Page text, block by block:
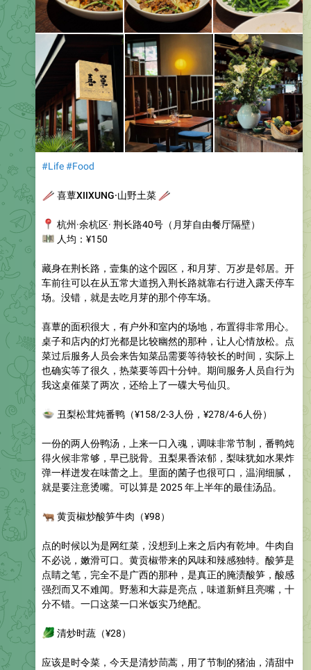
#Life#Food
喜蕈XIIXUNG·山野土菜
🥢
杭州·余杭区· 荆长路40号（月芽自由餐厅隔壁）
人均：¥150
藏身在荆长路，壹集的这个园区，和月芽、万岁是邻居。开
车前往可以在从五常大道拐入荆长路就靠右行进入露天停车
场。没错，就是去吃月芽的那个停车场。
喜蕈的面积很大，有户外和室内的场地，布置得非常用心。
桌子和店内的灯光都是比较幽然的那种，让人心情放松。点
菜过后服务人员会来告知菜品需要等待较长的时间，实际上
也确实等了很久，热菜要等四十分钟。期间服务人员自行为
我这桌催菜了两次，还给上了一碟大号仙贝。
丑梨松茸炖番鸭（¥158/2-3人份，¥278/4-6人份）
一份的两人份鸭汤，上来一口入魂，调味非常节制，番鸭炖
得火候非常够，早已脱骨。丑梨果香浓郁，梨味犹如水果炸
弹一样迸发在味蕾之上。里面的菌子也很可口，温润细腻，
就是要注意烫嘴。可以算是 2025 年上半年的最佳汤品。
黄贡椒炒酸笋牛肉 （¥98）
点的时候以为是网红菜，没想到上来之后内有乾坤。牛肉自
不必说，嫩滑可口。黄贡椒带来的风味和辣感独特。酸笋是
点睛之笔，完全不是广西的那种，是真正的腌渍酸笋，酸感
强烈而又不难闻。野葱和大蒜是亮点，味道新鲜且亮嘴，十
分不错。一口这菜一口米饭实乃绝配。
清炒时蔬（¥28）
应该是时令菜，今天是清炒茼蒿，用了节制的猪油，清甜中